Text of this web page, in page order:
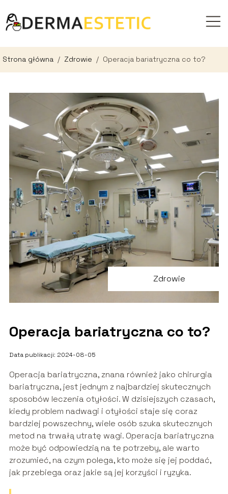
Strona główna / Zdrowie / Operacja bariatryczna co to?
Zdrowie
Operacja bariatryczna co to?
Data publikacji: 2024-08-05
Operacja bariatryczna, znana również jako chirurgia
bariatryczna, jest jednym z najbardziej skutecznych
sposobów leczenia otyłości. W dzisiejszych czasach,
kiedy problem nadwagi i otyłości staje się coraz
bardziej powszechny, wiele osób szuka skutecznych
metod na trwałą utratę wagi. Operacja bariatryczna
może być odpowiedzią na te potrzeby, ale warto
zrozumieć, na czym polega, kto może się jej poddać,
jak przebiega oraz jakie są jej korzyści i ryzyka.